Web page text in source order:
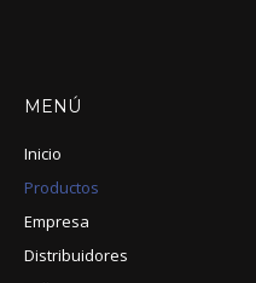
MENÚ
Inicio
Productos
Empresa
Distribuidores